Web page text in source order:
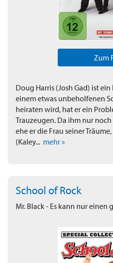
Zum
Doug Harris (Josh Gad) ist
einem etwas unbeholfenen
heiraten wird, hat er ein
Trauzeugen. Da ihm nur
ehe er die Frau seiner
(Kaley... mehr »
School of Rock
Mr. Black - Es kann nur einen